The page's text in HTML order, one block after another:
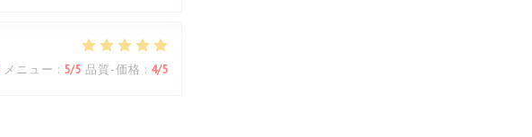
メニュー : 5/5 品質-価格 : 4/5